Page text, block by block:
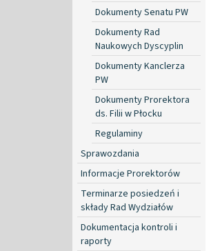
Dokumenty Senatu PW
Dokumenty Rad
Naukowych Dyscyplin
Dokumenty Kanclerza
PW
Dokumenty Prorektora
ds. Filii w Płocku
Regulaminy
Sprawozdania
Informacje Prorektorów
Terminarze posiedzeń i
składy Rad Wydziałów
Dokumentacja kontroli i
raporty